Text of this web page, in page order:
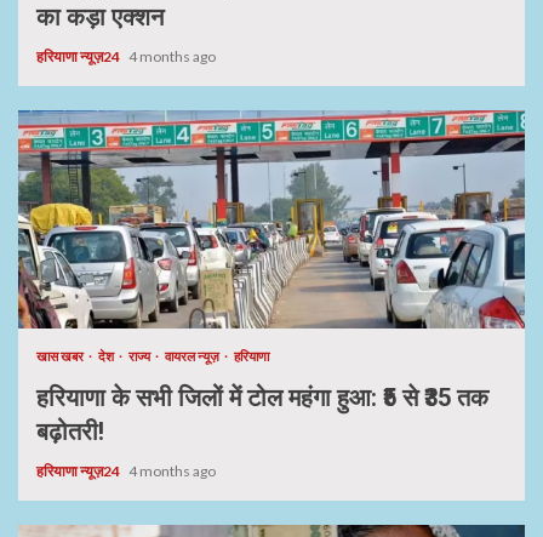
का कड़ा एक्शन
हरियाणा न्यूज़24 4 months ago
खास खबर देश राज्य वायरल न्यूज़ हरियाणा
हरियाणा के सभी जिलों में टोल महंगा हुआ: ₹5 से ₹35 तक
बढ़ोतरी!
हरियाणा न्यूज़24 4 months ago